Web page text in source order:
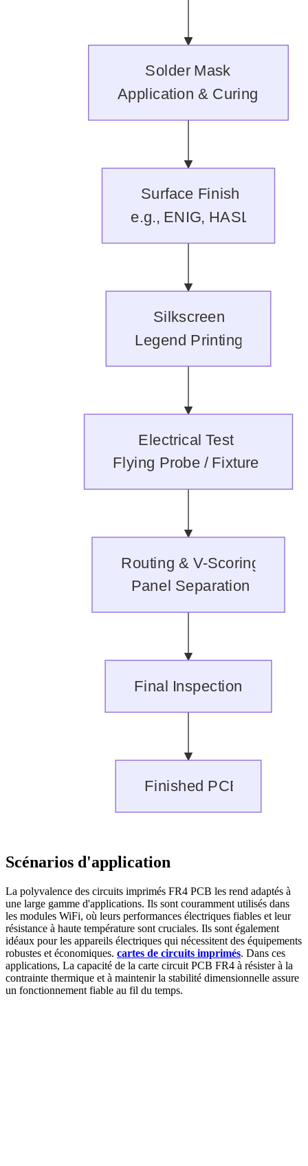
Scénarios d'application
La polyvalence des circuits imprimés FR4 PCB les rend adaptés à
une large gamme d'applications. Ils sont couramment utilisés dans
les modules WiFi, où leurs performances électriques fiables et leur
résistance à haute température sont cruciales. Ils sont également
idéaux pour les appareils électriques qui nécessitent des équipements
robustes et économiques. cartes de circuits imprimés. Dans ces
applications, La capacité de la carte circuit PCB FR4 à résister à la
contrainte thermique et à maintenir la stabilité dimensionnelle assure
un fonctionnement fiable au fil du temps.